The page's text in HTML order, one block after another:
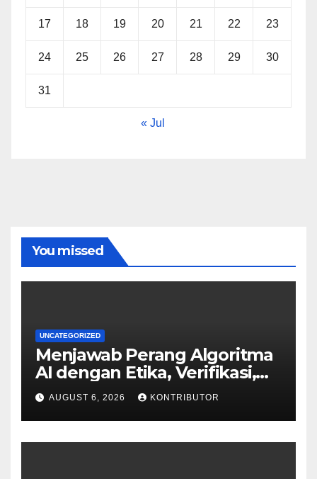
17 18 19 20 21 22 23
24 25 26 27 28 29 30
31
« Jul
You missed
UNCATEGORIZED
Menjawab Perang Algoritma
AI dengan Etika, Verifikasi,
dan Media Tepercaya
AUGUST 6, 2026 KONTRIBUTOR